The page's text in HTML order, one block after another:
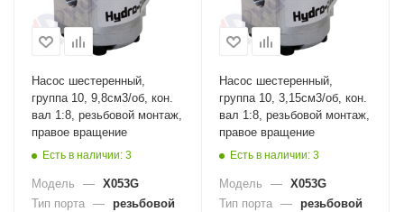
Насос шестеренный,
группа 10, 9,8см3/об, кон.
вал 1:8, резьбовой монтаж,
правое вращение
Есть в наличии: 3
Модель — X053G
Тип порта — резьбовой
Насос шестеренный,
группа 10, 3,15см3/об, кон.
вал 1:8, резьбовой монтаж,
правое вращение
Есть в наличии: 3
Модель — X053G
Тип порта — резьбовой